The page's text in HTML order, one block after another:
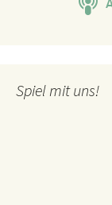
Spiel mit uns!